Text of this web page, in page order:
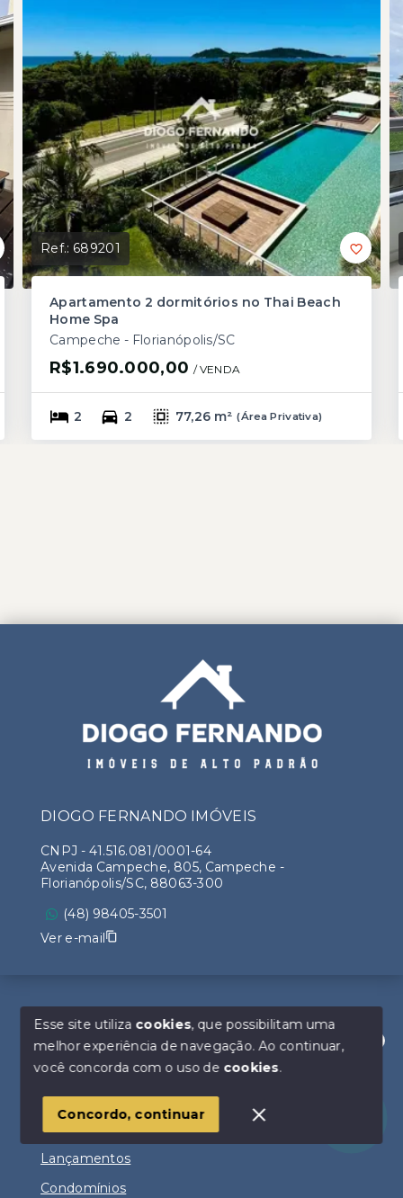
Ref.: 689201
Apartamento 2 dormitórios no Thai Beach
Home Spa
Campeche - Florianópolis/SC
R$1.690.000,00 / VENDA
2 2 77,26 m² (Área Privativa)
Olá! Estamos disponíveis para te ajudar.
Menu
Início
Institucional
Vender ou alugar?
Lançamentos
Condomínios
DIOGO FERNANDO IMÓVEIS
CNPJ - 41.516.081/0001-64
Avenida Campeche, 805, Campeche -
Florianópolis/SC, 88063-300
(48) 98405-3501
Ver e-mail
Esse site utiliza cookies, que possibilitam uma
melhor experiência de navegação.Ao continuar,
você concorda com o uso de cookies.
Concordo, continuar